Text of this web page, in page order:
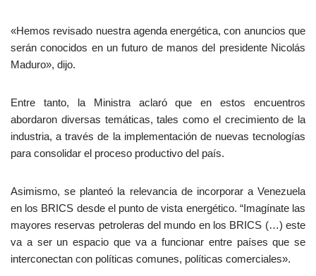
«Hemos revisado nuestra agenda energética, con anuncios que
serán conocidos en un futuro de manos del presidente Nicolás
Maduro», dijo.
Entre tanto, la Ministra aclaró que en estos encuentros
abordaron diversas temáticas, tales como el crecimiento de la
industria, a través de la implementación de nuevas tecnologías
para consolidar el proceso productivo del país.
Asimismo, se planteó la relevancia de incorporar a Venezuela
en los BRICS desde el punto de vista energético. “Imagínate las
mayores reservas petroleras del mundo en los BRICS (…) este
va a ser un espacio que va a funcionar entre países que se
interconectan con políticas comunes, políticas comerciales».